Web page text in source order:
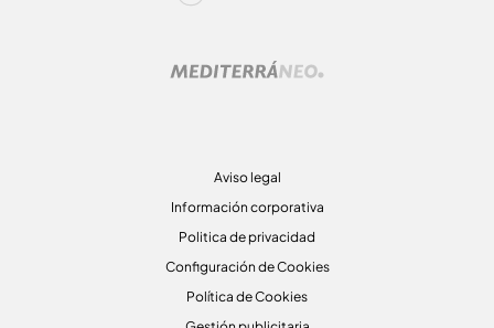
Aviso legal
Información corporativa
Politica de privacidad
Configuración de Cookies
Política de Cookies